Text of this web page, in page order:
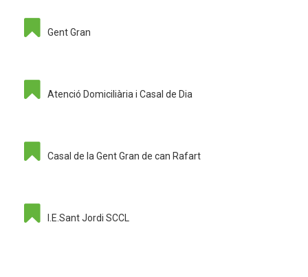
Gent Gran
Atenció Domiciliària i Casal de Dia
Casal de la Gent Gran de can Rafart
I.E.Sant Jordi SCCL